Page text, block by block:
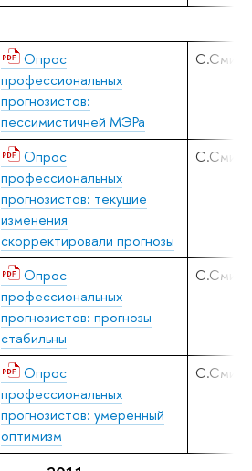
Опрос
профессиональных
прогнозистов:
пессимистичней МЭРа
Опрос
профессиональных
прогнозистов: текущие
изменения
скорректировали прогнозы
Опрос
профессиональных
прогнозистов: прогнозы
стабильны
Опрос
профессиональных
прогнозистов: умеренный
оптимизм